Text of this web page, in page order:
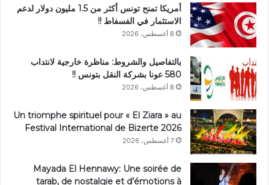
أمريكا تمنح تونس أكثر من 1.5 مليون دولار لدعم
الاستثمار في الفسفاط !!
8 أغسطس، 2026
بالتفاصيل والشروط: مناظرة خارجية لانتداب
580 عونا بشركة النقل بتونس !!
8 أغسطس، 2026
Un triomphe spirituel pour « El Ziara » au
Festival International de Bizerte 2026
7 أغسطس، 2026
Mayada El Hennawy: Une soirée de
tarab, de nostalgie et d’émotions à